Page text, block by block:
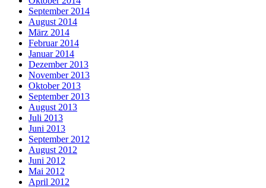
September 2014
August 2014
März 2014
Februar 2014
Januar 2014
Dezember 2013
November 2013
Oktober 2013
September 2013
August 2013
Juli 2013
Juni 2013
September 2012
August 2012
Juni 2012
Mai 2012
April 2012